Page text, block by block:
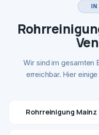
IN
Wir sind im gesamten
erreichbar. Hier
Rohrreinigung Mainz